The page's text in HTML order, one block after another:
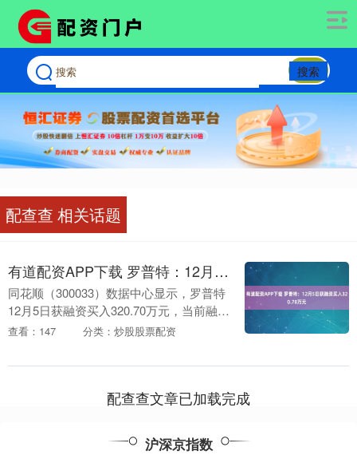
搜索
配查查 相关话题
有道配资APP下载 罗普特：12月5日获融资买入320.70万元
同花顺（300033）数据中心显示，罗普特
12月5日获融资买入320.70万元，当前融资
余额5609.72万元，占流通市值的2.05%，
查看：147 分类：炒股股票配资
配查查文章已加载完成
沪深京指数